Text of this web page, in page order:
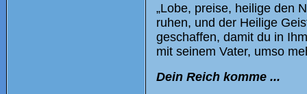
„Lobe, preise, heilige den
ruhen, und der Heilige
geschaffen, damit du in
mit seinem Vater, umso
Dein Reich komme ...